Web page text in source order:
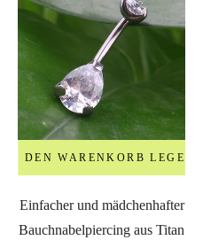
IN DEN WARENKORB LEGEN
Einfacher und mädchenhafter
Bauchnabelpiercing aus Titan